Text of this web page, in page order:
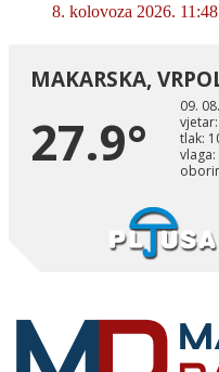
8. kolovoza 2026. 11:48